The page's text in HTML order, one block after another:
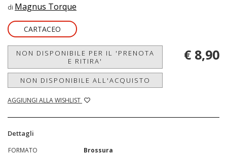
di Magnus Torque
CARTACEO
NON DISPONIBILE PER IL 'PRENOTA
E RITIRA'
NON DISPONIBILE ALL'ACQUISTO
AGGIUNGI ALLA WISHLIST
€ 8,90
Dettagli
FORMATO
Brossura